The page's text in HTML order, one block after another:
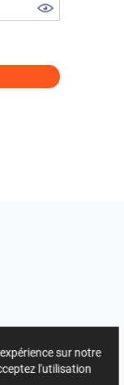
sur notre
l'utilisation